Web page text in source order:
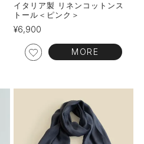
イタリア製 リネンコットンス
トール＜ピンク＞
¥6,900
MORE